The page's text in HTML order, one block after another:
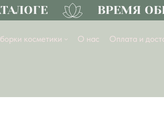
ВРЕМЯ
косметики О нас Оплата и